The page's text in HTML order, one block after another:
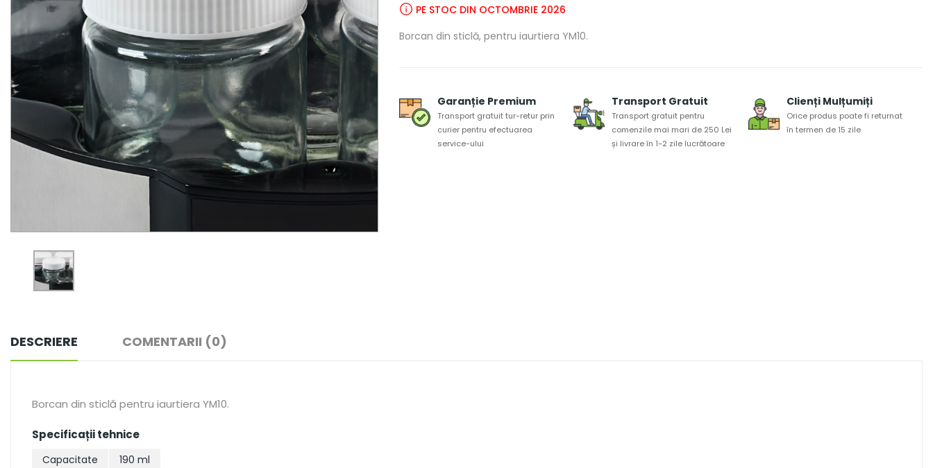
PE STOC DIN OCTOMBRIE 2026
Borcan din sticlă, pentru iaurtiera YM10.
Garanție Premium
Transport gratuit tur-retur prin
curier pentru efectuarea
service-ului
Transport Gratuit
Transport gratuit pentru
comenzile mai mari de 250 Lei
și livrare în 1-2 zile lucrătoare
Clienți Mulțumiți
Orice produs poate fi returnat
în termen de 15 zile
DESCRIERE COMENTARII (0)
Borcan din sticlă pentru iaurtiera YM10.
Specificații tehnice
Capacitate 190 ml